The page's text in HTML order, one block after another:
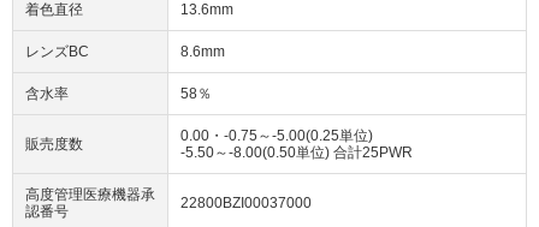
着色直径 13.6mm
レンズBC 8.6mm
含水率 58％
販売度数
0.00・-0.75～-5.00(0.25単位)
-5.50～-8.00(0.50単位) 合計25PWR
高度管理医療機器承
認番号
22800BZI00037000